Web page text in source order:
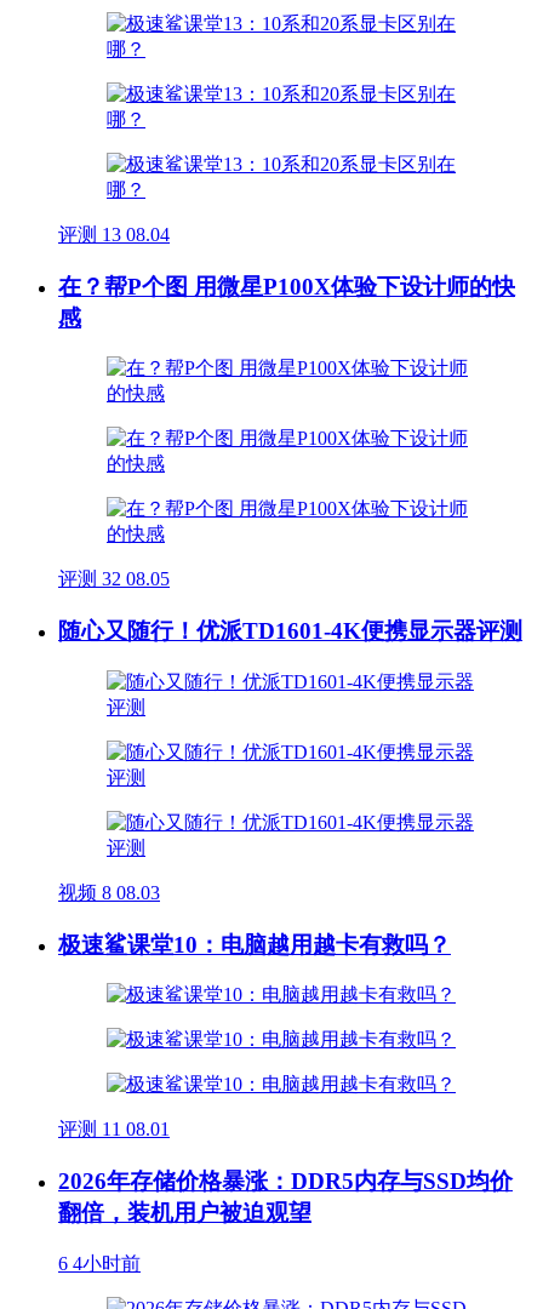
评测 13 08.04
在？帮P个图 用微星P100X体验下设计师的快
感
评测 32 08.05
随心又随行！优派TD1601-4K便携显示器评测
视频 8 08.03
极速鲨课堂10：电脑越用越卡有救吗？
评测 11 08.01
2026年存储价格暴涨：DDR5内存与SSD均价
翻倍，装机用户被迫观望
6 4小时前